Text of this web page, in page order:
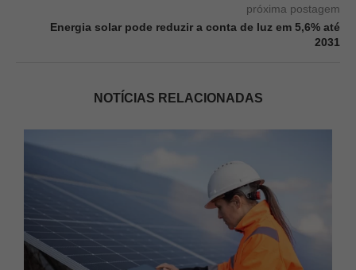
próxima postagem
Energia solar pode reduzir a conta de luz em 5,6% até
2031
NOTÍCIAS RELACIONADAS